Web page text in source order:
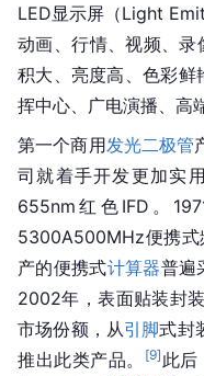
LED显示屏（Light
动画、行情、视频、
积大、亮度高、色彩
挥中心、广电演播、高
第一个商用发光二极管
司就着手开发更加实
655nm红色IFD。
5300A500MHz便携
产的便携式计算器普遍
2002年，表面贴装封
市场份额，从引脚式封
推出此类产品。
[9] 此后